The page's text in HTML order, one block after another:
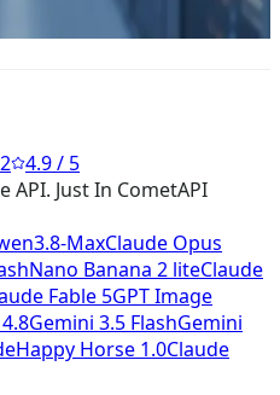
4.9 / 5
API. Just In CometAPI
MaxClaude Opus
Nano Banana 2 liteClaude
Fable 5GPT Image
Gemini 3.5 FlashGemini
Happy Horse 1.0Claude